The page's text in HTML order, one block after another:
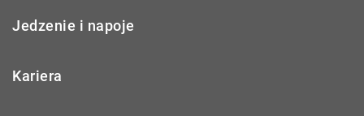
Jedzenie i napoje
Kariera